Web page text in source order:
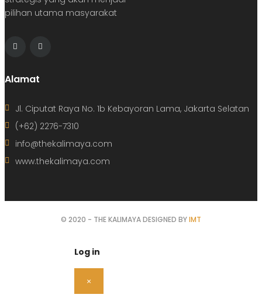
pilihan utama masyarakat
Alamat
Jl. Ciputat Raya No. 1b Kebayoran Lama, Jakarta Selatan
(+62) 2276-7310
info@thekalimaya.com
www.thekalimaya.com
© 2020 - THE KALIMAYA DESIGNED BYIMT
Log in
×